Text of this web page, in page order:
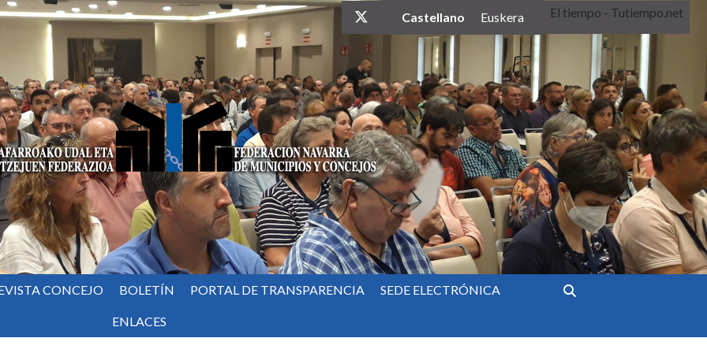
twitter
Castellano Euskera El tiempo - Tutiempo.net
CONCEJO BOLETÍN PORTAL DE TRANSPARENCIA SEDE ELECTRÓNICA
ENLACES